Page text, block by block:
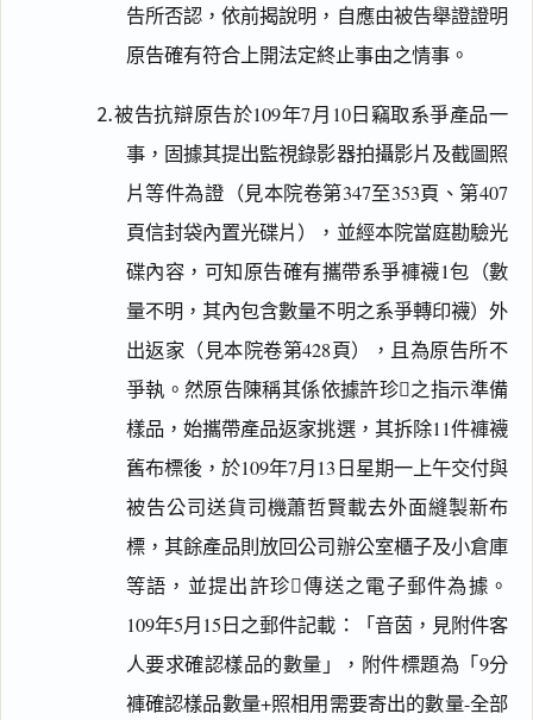
告所否認，依前揭說明，自應由被告舉證證明
原告確有符合上開法定終止事由之情事。
⒉被告抗辯原告於109年7月10日竊取系爭產品一
事，固據其提出監視錄影器拍攝影片及截圖照
片等件為證（見本院卷第347至353頁、第407
頁信封袋內置光碟片），並經本院當庭勘驗光
碟內容，可知原告確有攜帶系爭褲襪1包（數
量不明，其內包含數量不明之系爭轉印襪）外
出返家（見本院卷第428頁），且為原告所不
爭執。然原告陳稱其係依據許珍之指示準備
樣品，始攜帶產品返家挑選，其拆除11件褲襪
舊布標後，於109年7月13日星期一上午交付與
被告公司送貨司機蕭哲賢載去外面縫製新布
標，其餘產品則放回公司辦公室櫃子及小倉庫
等語，並提出許珍傳送之電子郵件為據。
109年5月15日之郵件記載：「音茵，見附件客
人要求確認樣品的數量」，附件標題為「9分
褲確認樣品數量+照相用需要寄出的數量-全部